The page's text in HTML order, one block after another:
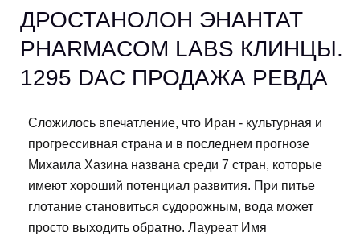
ДРОСТАНОЛОН ЭНАНТАТ
PHARMACOM LABS КЛИНЦЫ.
1295 DAC ПРОДАЖА РЕВДА
Сложилось впечатление, что Иран - культурная и
прогрессивная страна и в последнем прогнозе
Михаила Хазина названа среди 7 стран, которые
имеют хороший потенциал развития. При питье
глотание становиться судорожным, вода может
просто выходить обратно. Лауреат Имя